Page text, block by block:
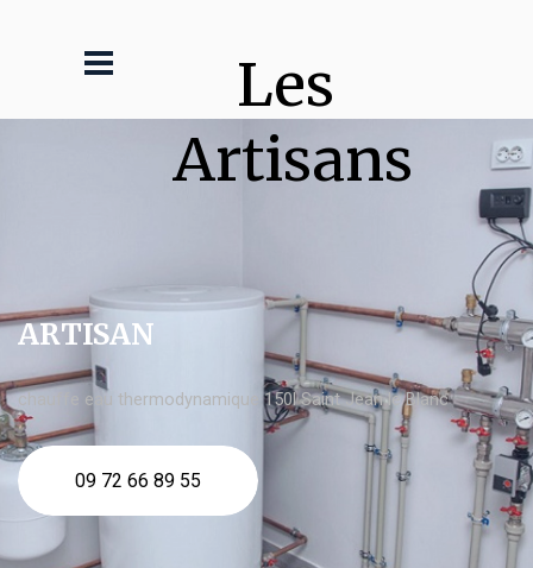
Les
Artisans
ARTISAN
chauffe eau thermodynamique 150l Saint Jean le Blanc
09 72 66 89 55